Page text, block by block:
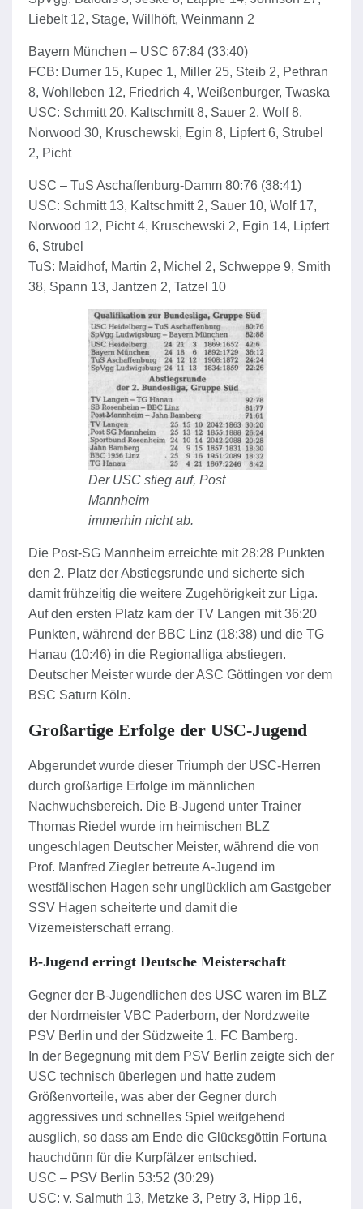
Liebelt 12, Stage, Willhöft, Weinmann 2
Bayern München – USC 67:84 (33:40)
FCB: Durner 15, Kupec 1, Miller 25, Steib 2, Pethran
8, Wohlleben 12, Friedrich 4, Weißenburger, Twaska
USC: Schmitt 20, Kaltschmitt 8, Sauer 2, Wolf 8,
Norwood 30, Kruschewski, Egin 8, Lipfert 6, Strubel
2, Picht
USC – TuS Aschaffenburg-Damm 80:76 (38:41)
USC: Schmitt 13, Kaltschmitt 2, Sauer 10, Wolf 17,
Norwood 12, Picht 4, Kruschewski 2, Egin 14, Lipfert
6, Strubel
TuS: Maidhof, Martin 2, Michel 2, Schweppe 9, Smith
38, Spann 13, Jantzen 2, Tatzel 10
Der USC stieg auf, Post
Mannheim
immerhin nicht ab.
Die Post-SG Mannheim erreichte mit 28:28 Punkten
den 2. Platz der Abstiegsrunde und sicherte sich
damit frühzeitig die weitere Zugehörigkeit zur Liga.
Auf den ersten Platz kam der TV Langen mit 36:20
Punkten, während der BBC Linz (18:38) und die TG
Hanau (10:46) in die Regionalliga abstiegen.
Deutscher Meister wurde der ASC Göttingen vor dem
BSC Saturn Köln.
Großartige Erfolge der USC-Jugend
Abgerundet wurde dieser Triumph der USC-Herren
durch großartige Erfolge im männlichen
Nachwuchsbereich. Die B-Jugend unter Trainer
Thomas Riedel wurde im heimischen BLZ
ungeschlagen Deutscher Meister, während die von
Prof. Manfred Ziegler betreute A-Jugend im
westfälischen Hagen sehr unglücklich am Gastgeber
SSV Hagen scheiterte und damit die
Vizemeisterschaft errang.
B-Jugend erringt Deutsche Meisterschaft
Gegner der B-Jugendlichen des USC waren im BLZ
der Nordmeister VBC Paderborn, der Nordzweite
PSV Berlin und der Südzweite 1. FC Bamberg.
In der Begegnung mit dem PSV Berlin zeigte sich der
USC technisch überlegen und hatte zudem
Größenvorteile, was aber der Gegner durch
aggressives und schnelles Spiel weitgehend
ausglich, so dass am Ende die Glücksgöttin Fortuna
hauchdünn für die Kurpfälzer entschied.
USC – PSV Berlin 53:52 (30:29)
USC: v. Salmuth 13, Metzke 3, Petry 3, Hipp 16,